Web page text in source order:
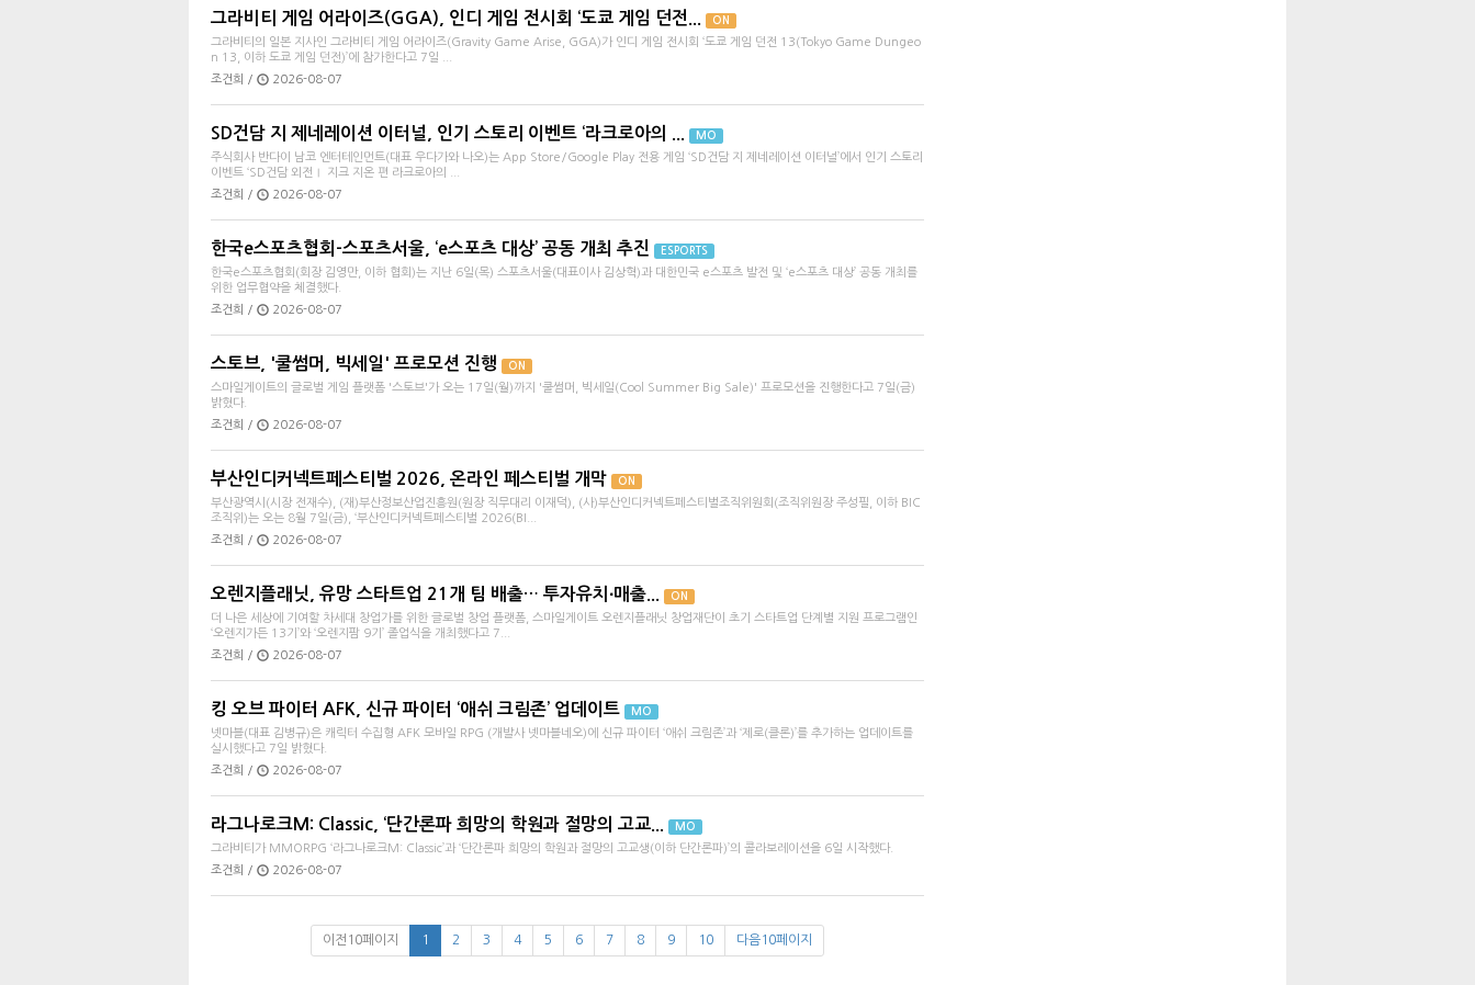
그라비티 게임 어라이즈(GGA), 인디 게임 전시회 ‘도쿄 게임 던전... ON
그라비티의 일본 지사인 그라비티 게임 어라이즈(Gravity Game Arise, GGA)가 인디 게임 전시회 ‘도쿄 게임 던전 13(Tokyo Game Dungeo
n 13, 이하 도쿄 게임 던전)’에 참가한다고 7일 ...
조건희 /
2026-08-07
SD건담 지 제네레이션 이터널, 인기 스토리 이벤트 ‘라크로아의 ... MO
주식회사 반다이 남코 엔터테인먼트(대표 우다가와 나오)는 App Store/Google Play 전용 게임 ‘SD건담 지 제네레이션 이터널’에서 인기 스토리
이벤트 ‘SD건담 외전Ⅰ 지크 지온 편 라크로아의 ...
조건희 /
2026-08-07
한국e스포츠협회-스포츠서울, ‘e스포츠 대상’ 공동 개최 추진 ESPORTS
한국e스포츠협회(회장 김영만, 이하 협회)는 지난 6일(목) 스포츠서울(대표이사 김상혁)과 대한민국 e스포츠 발전 및 ‘e스포츠 대상’ 공동 개최를
위한 업무협약을 체결했다.
조건희 /
2026-08-07
스토브, '쿨썸머, 빅세일' 프로모션 진행 ON
스마일게이트의 글로벌 게임 플랫폼 '스토브'가 오는 17일(월)까지 '쿨썸머, 빅세일(Cool Summer Big Sale)' 프로모션을 진행한다고 7일(금)
밝혔다.
조건희 /
2026-08-07
부산인디커넥트페스티벌 2026, 온라인 페스티벌 개막 ON
부산광역시(시장 전재수), (재)부산정보산업진흥원(원장 직무대리 이재덕), (사)부산인디커넥트페스티벌조직위원회(조직위원장 주성필, 이하 BIC
조직위)는 오는 8월 7일(금), ‘부산인디커넥트페스티벌 2026(BI...
조건희 /
2026-08-07
오렌지플래닛, 유망 스타트업 21개 팀 배출… 투자유치∙매출... ON
더 나은 세상에 기여할 차세대 창업가를 위한 글로벌 창업 플랫폼, 스마일게이트 오렌지플래닛 창업재단이 초기 스타트업 단계별 지원 프로그램인
‘오렌지가든 13기’와 ‘오렌지팜 9기’ 졸업식을 개최했다고 7...
조건희 /
2026-08-07
킹 오브 파이터 AFK, 신규 파이터 ‘애쉬 크림존’ 업데이트 MO
넷마블(대표 김병규)은 캐릭터 수집형 AFK 모바일 RPG (개발사 넷마블네오)에 신규 파이터 ‘애쉬 크림존’과 ‘제로(클론)’를 추가하는 업데이트를
실시했다고 7일 밝혔다.
조건희 /
2026-08-07
라그나로크M: Classic, ‘단간론파 희망의 학원과 절망의 고교... MO
그라비티가 MMORPG ‘라그나로크M: Classic’과 ‘단간론파 희망의 학원과 절망의 고교생(이하 단간론파)’의 콜라보레이션을 6일 시작했다.
조건희 /
2026-08-07
이전10페이지 1 2 3 4 5 6 7 8 9 10 다음10페이지